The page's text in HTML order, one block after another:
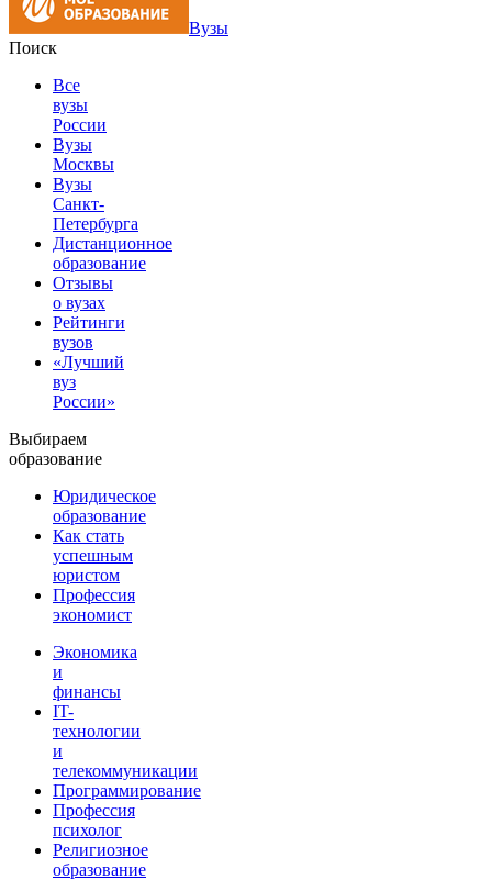
Вузы
Поиск
Все
вузы
России
Вузы
Москвы
Вузы
Санкт-
Петербурга
Дистанционное
образование
Отзывы
о вузах
Рейтинги
вузов
«Лучший
вуз
России»
Выбираем
образование
Юридическое
образование
Как стать
успешным
юристом
Профессия
экономист
Экономика
и
финансы
IT-
технологии
и
телекоммуникации
Программирование
Профессия
психолог
Религиозное
образование